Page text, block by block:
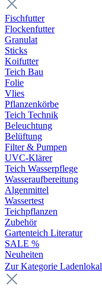
Fischfutter
Flockenfutter
Granulat
Sticks
Koifutter
Teich Bau
Folie
Vlies
Pflanzenkörbe
Teich Technik
Beleuchtung
Belüftung
Filter & Pumpen
UVC-Klärer
Teich Wasserpflege
Wasseraufbereitung
Algenmittel
Wassertest
Teichpflanzen
Zubehör
Gartenteich Literatur
SALE %
Neuheiten
Zur Kategorie Ladenlokal